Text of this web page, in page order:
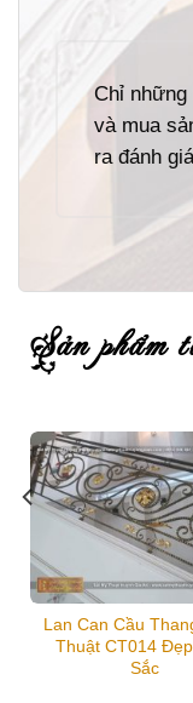
Chỉ những
và mua
ra đánh
sản phẩm
Lan Can Cầu
Thuật CT014
Sắc